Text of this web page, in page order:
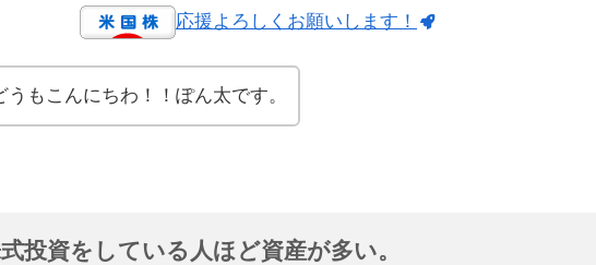
応援よろしくお願いします！
うもこんにちわ！！ぽん太です。
式投資をしている人ほど資産が多い。